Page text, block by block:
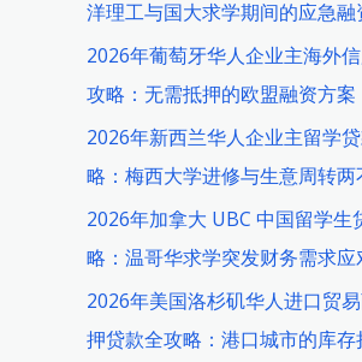
洋理工与国大求学期间的应急融
2026年葡萄牙华人企业主海外
攻略：无需抵押的欧盟融资方案
2026年新西兰华人企业主留学
略：梅西大学进修与生意周转两
2026年加拿大 UBC 中国留学生
略：温哥华求学突发财务需求应
2026年美国洛杉矶华人进口贸
押贷款全攻略：港口城市的库存